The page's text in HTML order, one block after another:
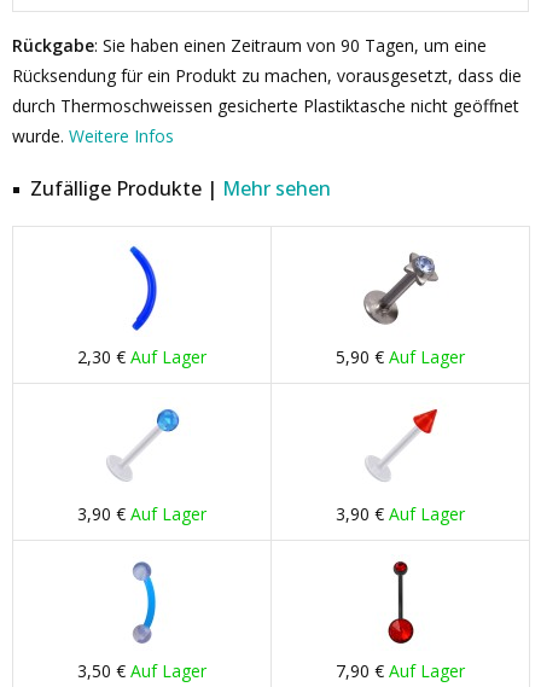
Rückgabe: Sie haben einen Zeitraum von 90 Tagen, um eine
Rücksendung für ein Produkt zu machen, vorausgesetzt, dass die
durch Thermoschweissen gesicherte Plastiktasche nicht geöffnet
wurde. Weitere Infos
Zufällige Produkte | Mehr sehen
2,30 € Auf Lager 5,90 € Auf Lager
3,90 € Auf Lager 3,90 € Auf Lager
3,50 € Auf Lager 7,90 € Auf Lager